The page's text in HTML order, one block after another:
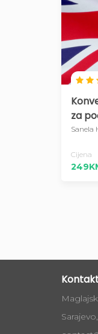
za
Sanela
Cijena